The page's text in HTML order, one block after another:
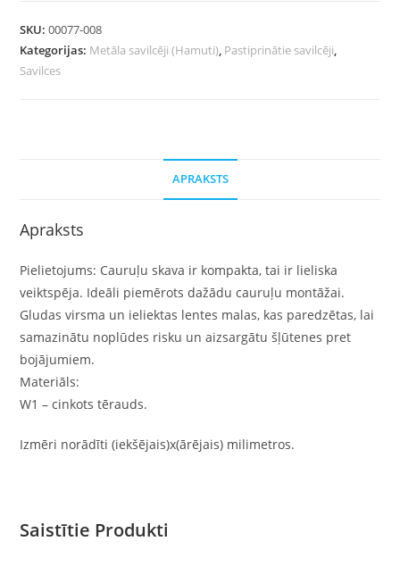
SKU:00077-008
Kategorijas: Metāla savilcēji (Hamuti), Pastiprinātie savilcēji,
Savilces
APRAKSTS
Apraksts
Pielietojums: Cauruļu skava ir kompakta, tai ir lieliska
veiktspēja. Ideāli piemērots dažādu cauruļu montāžai.
Gludas virsma un ieliektas lentes malas, kas paredzētas, lai
samazinātu noplūdes risku un aizsargātu šļūtenes pret
bojājumiem.
Materiāls:
W1 – cinkots tērauds.
Izmēri norādīti (iekšējais)x(ārējais) milimetros.
Saistītie Produkti